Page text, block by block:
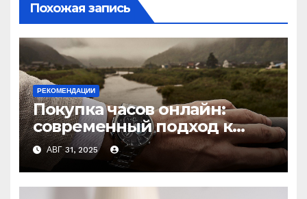
Похожая запись
РЕКОМЕНДАЦИИ
Покупка часов онлайн:
современный подход к
выбору аксессуаров
АВГ 31, 2025